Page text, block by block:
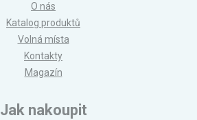
O nás
Katalog produktů
Volná místa
Kontakty
Magazín
Jak nakoupit